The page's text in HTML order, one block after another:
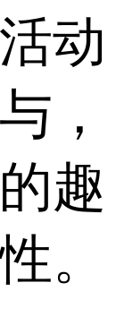
动
，
趣
。